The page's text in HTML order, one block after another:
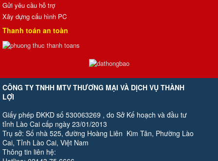
Gửi yêu cầu hỗ trợ
Xây dựng cấu hình PC
Thanh toán an toàn
CÔNG TY TNHH MTV THƯƠNG MẠI VÀ DỊCH VỤ THÀNH
LỢI
Giấy phép ĐKKD số 530063269 , do Sở Kế hoạch và đầu tư
tỉnh Lào Cai cấp ngày 23/01/2013
Trụ sở: Số nhà 525, đường Hoàng Liên Kim Tân, Phường Lào
Cai, Tỉnh Lào Cai, Việt Nam
Thông tin liên hệ: